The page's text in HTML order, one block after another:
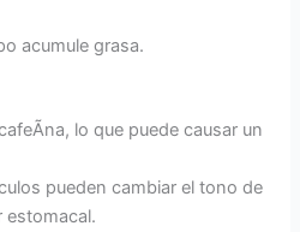
acumule grasa.
lo que puede causar un
pueden cambiar el tono de
estomacal.